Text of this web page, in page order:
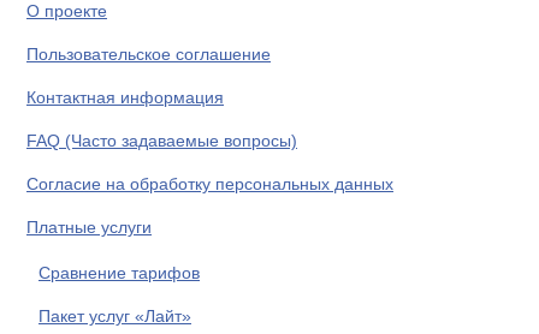
О проекте
Пользовательское соглашение
Контактная информация
FAQ (Часто задаваемые вопросы)
Согласие на обработку персональных данных
Платные услуги
Сравнение тарифов
Пакет услуг «Лайт»